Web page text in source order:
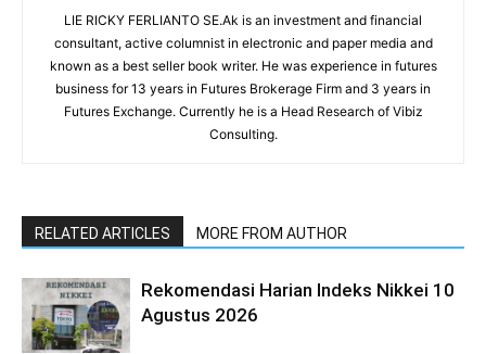
LIE RICKY FERLIANTO SE.Ak is an investment and financial
consultant, active columnist in electronic and paper media and
known as a best seller book writer. He was experience in futures
business for 13 years in Futures Brokerage Firm and 3 years in
Futures Exchange. Currently he is a Head Research of Vibiz
Consulting.
RELATED ARTICLES MORE FROM AUTHOR
Rekomendasi Harian Indeks Nikkei 10
Agustus 2026